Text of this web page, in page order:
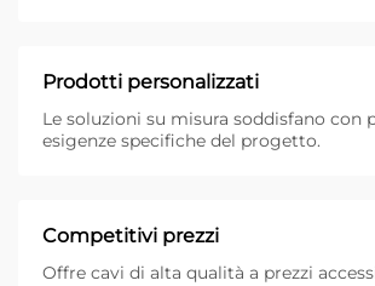
Prodotti personalizzati
Le soluzioni su misura soddisfano con
esigenze specifiche del progetto.
Competitivi prezzi
Offre cavi di alta qualità a prezzi